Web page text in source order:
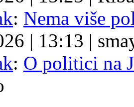
: Nema više
| 13:13 |
: O politici na